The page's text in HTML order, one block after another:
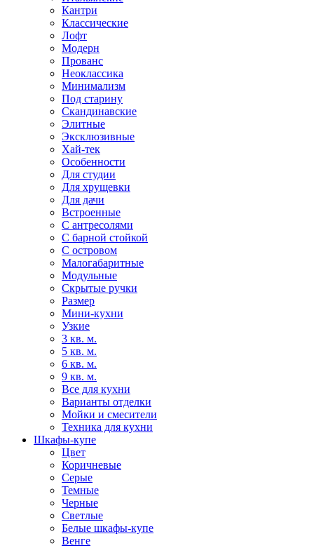
Кантри
Классические
Лофт
Модерн
Прованс
Неоклассика
Минимализм
Под старину
Скандинавские
Элитные
Эксклюзивные
Хай-тек
Особенности
Для студии
Для хрущевки
Для дачи
Встроенные
С антресолями
С барной стойкой
С островом
Малогабаритные
Модульные
Скрытые ручки
Размер
Мини-кухни
Узкие
3 кв. м.
5 кв. м.
6 кв. м.
9 кв. м.
Все для кухни
Варианты отделки
Мойки и смесители
Техника для кухни
Шкафы-купе
Цвет
Коричневые
Серые
Темные
Черные
Светлые
Белые шкафы-купе
Венге